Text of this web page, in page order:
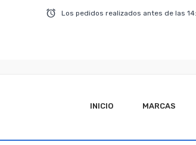
Los pedidos realizados antes de las
INICIO MARCAS